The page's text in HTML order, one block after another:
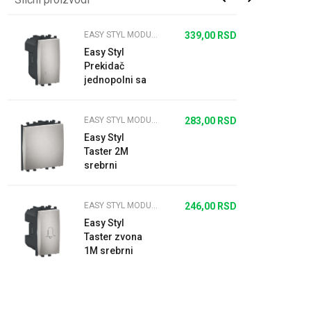
EASY STYL MODULARNI PREKIDAČI I UTIČNICE SREBRNI
Easy Styl
Prekidač
jednopolni sa
16A 1M
srebrni
339,00 RSD
EASY STYL MODULARNI PREKIDAČI I UTIČNICE SREBRNI
Easy Styl
Taster 2M
srebrni
283,00 RSD
EASY STYL MODULARNI PREKIDAČI I UTIČNICE SREBRNI
Easy Styl
Taster zvona
1M srebrni
246,00 RSD